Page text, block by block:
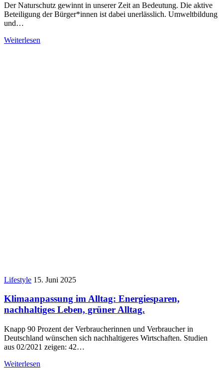
Der Naturschutz gewinnt in unserer Zeit an Bedeutung. Die aktive
Beteiligung der Bürger*innen ist dabei unerlässlich. Umweltbildung
und…
Weiterlesen
Lifestyle 15. Juni 2025
Klimaanpassung im Alltag: Energiesparen,
nachhaltiges Leben, grüner Alltag.
Knapp 90 Prozent der Verbraucherinnen und Verbraucher in
Deutschland wünschen sich nachhaltigeres Wirtschaften. Studien
aus 02/2021 zeigen: 42…
Weiterlesen